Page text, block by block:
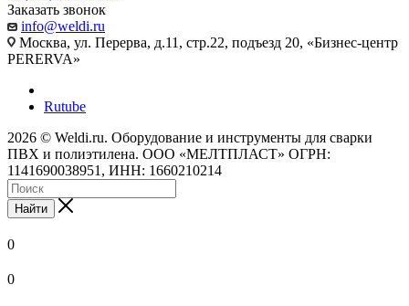
Заказать звонок
info@weldi.ru
Москва, ул. Перерва, д.11, стр.22, подъезд 20, «Бизнес-центр
PERERVA»
Rutube
2026 © Weldi.ru. Оборудование и инструменты для сварки
ПВХ и полиэтилена. ООО «МЕЛТПЛАСТ» ОГРН:
1141690038951, ИНН: 1660210214
Найти
0
0